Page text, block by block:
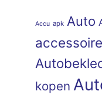
Accu apk Auto
kopen